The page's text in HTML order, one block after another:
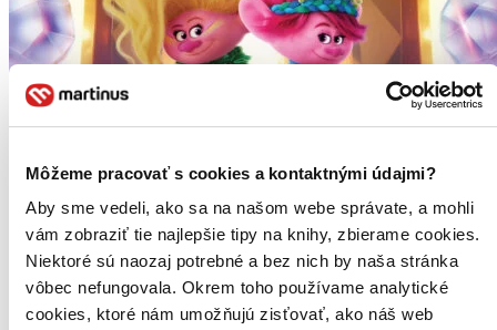
Môžeme pracovať s cookies a kontaktnými údajmi?
Aby sme vedeli, ako sa na našom webe správate, a mohli
vám zobraziť tie najlepšie tipy na knihy, zbierame cookies.
Niektoré sú naozaj potrebné a bez nich by naša stránka
vôbec nefungovala. Okrem toho používame analytické
cookies, ktoré nám umožňujú zisťovať, ako náš web
CZ
Tim Heitz